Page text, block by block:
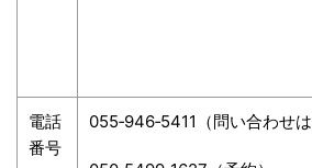
電話
番号
055‐946‐5411 （問い合わせは